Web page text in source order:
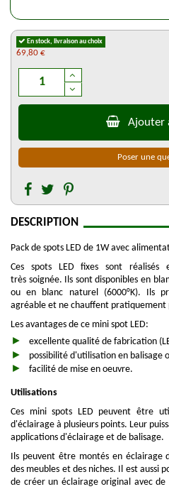
En stock, livraison au choix
69,80 €
Ajouter
Poser une
DESCRIPTION
Pack de spots LED de 1W avec
Ces spots LED fixes sont
très soignée. Ils sont disponibles en
ou en blanc naturel (6000°K). Ils
agréable et ne chauffent pratiquement
Les avantages de ce mini spot LED:
excellente qualité de fabrication
possibilité d'utilisation en balisage
facilité de mise en oeuvre.
Utilisations
Ces mini spots LED peuvent être
d'éclairage à plusieurs points. Leur
applications d'éclairage et de balisage.
Ils peuvent être montés en éclairage
des meubles et des niches. Il est aussi
de créer un éclairage original avec